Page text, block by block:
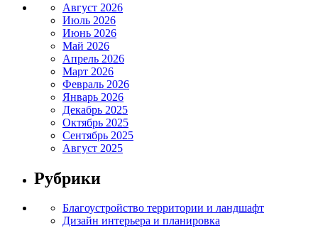
Август 2026
Июль 2026
Июнь 2026
Май 2026
Апрель 2026
Март 2026
Февраль 2026
Январь 2026
Декабрь 2025
Октябрь 2025
Сентябрь 2025
Август 2025
Рубрики
Благоустройство территории и ландшафт
Дизайн интерьера и планировка